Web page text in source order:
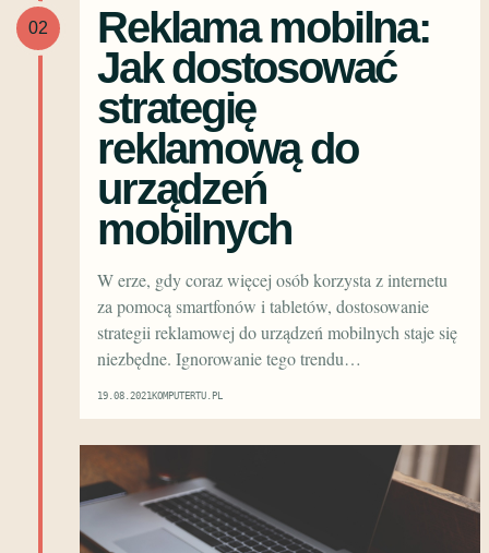
02
Reklama mobilna:
Jak dostosować
strategię
reklamową do
urządzeń
mobilnych
W erze, gdy coraz więcej osób korzysta z internetu
za pomocą smartfonów i tabletów, dostosowanie
strategii reklamowej do urządzeń mobilnych staje się
niezbędne. Ignorowanie tego trendu…
19.08.2021KOMPUTERTU.PL